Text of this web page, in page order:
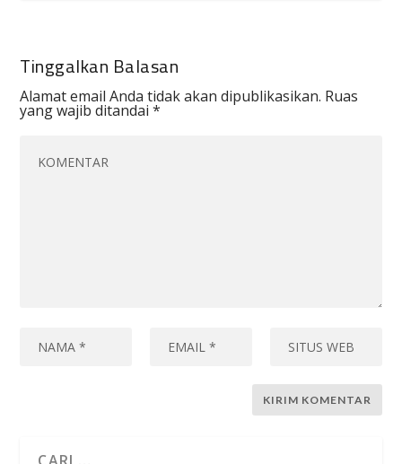
Tinggalkan Balasan
Alamat email Anda tidak akan dipublikasikan. Ruas
yang wajib ditandai*